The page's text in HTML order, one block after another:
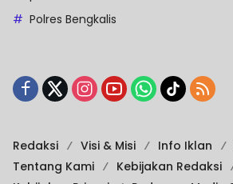
Polres Bengkalis
Redaksi Visi & Misi Info Iklan
Tentang Kami
Kebijakan Redaksi